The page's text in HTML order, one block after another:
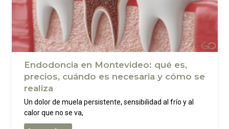
Tratamientos Dentales con Láser
Endodoncia en Montevideo: qué es,
precios, cuándo es necesaria y cómo se
realiza
Un dolor de muela persistente, sensibilidad al frío y al
calor que no se va,